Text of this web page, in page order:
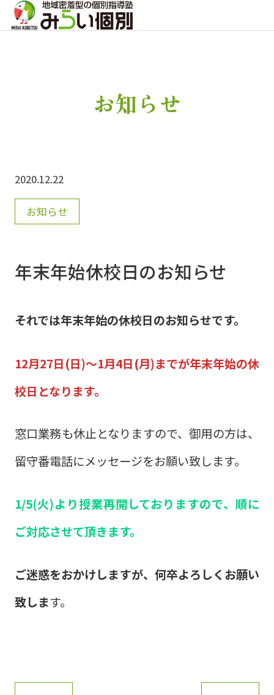
お知らせ
2020.12.22
お知らせ
年末年始休校日のお知らせ
それでは年末年始の休校日のお知らせです。
12月27日(日)～1月4日(月)までが年末年始の休
校日となります。
窓口業務も休止となりますので、御用の方は、
留守番電話にメッセージをお願い致します。
1/5(火)より授業再開しておりますので、順に
ご対応させて頂きます。
ご迷惑をおかけしますが、何卒よろしくお願い
致します。